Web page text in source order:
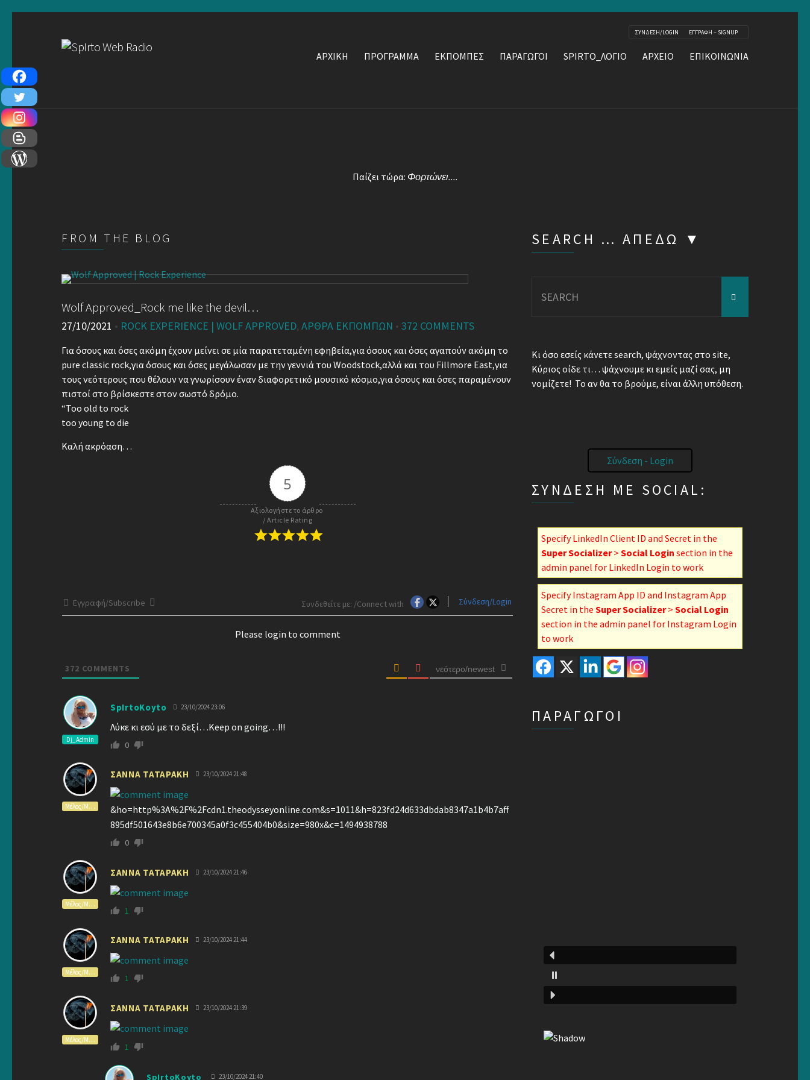
ΣΥΝΔΕΣΗ/LOGIN ΕΓΓΡΑΦΗ – SIGNUP
ΑΡΧΙΚΗ ΠΡΟΓΡΑΜΜΑ ΕΚΠΟΜΠΕΣ ΠΑΡΑΓΩΓΟΙ SPIRTO_ΛΟΓΙΟ ΑΡΧΕΙΟ ΕΠΙΚΟΙΝΩΝΙΑ
Παίζει τώρα: Φορτώνει....
FROM THE BLOG
Wolf Approved_Rock me like the devil…
27/10/2021 • ROCK EXPERIENCE | WOLF APPROVED, ΑΡΘΡΑ ΕΚΠΟΜΠΏΝ • 372 COMMENTS
Για όσους και όσες ακόμη έχουν μείνει σε μία παρατεταμένη εφηβεία,για όσους και όσες αγαπούν ακόμη το
pure classic rock,για όσους και όσες μεγάλωσαν με την γεννιά του Woodstock,αλλά και του Fillmore East,για
τους νεότερους που θέλουν να γνωρίσουν έναν διαφορετικό μουσικό κόσμο,για όσους και όσες παραμένουν
πιστοί στο βρίσκεστε στον σωστό δρόμο.
“Τοο old to rock
too young to die
Kαλή ακρόαση…
5
Αξιολογήστε το άρθρο
/ Article Rating
Εγγραφή/Subscribe Συνδεθείτε με: /Connect with Σύνδεση/Login
Please login to comment
372 COMMENTS νεότερο/newest
Dj_Admin
SpIrtoKoyto 23/10/2024 23:06
Λύκε κι εσύ με το δεξί…Keep on going…!!!
0
Μέλος/Member
ΣΑΝΝΑ ΤΑΤΑΡΑΚΗ 23/10/2024 21:48
&ho=http%3A%2F%2Fcdn1.theodysseyonline.com&s=1011&h=823fd24d633dbdab8347a1b4b7aff
895df501643e8b6e700345a0f3c455404b0&size=980x&c=1494938788
0
Μέλος/Member
ΣΑΝΝΑ ΤΑΤΑΡΑΚΗ 23/10/2024 21:46
1
Μέλος/Member
ΣΑΝΝΑ ΤΑΤΑΡΑΚΗ 23/10/2024 21:44
1
Μέλος/Member
ΣΑΝΝΑ ΤΑΤΑΡΑΚΗ 23/10/2024 21:39
1
SpIrtoKoyto 23/10/2024 21:40
SEARCH … ΑΠΕΔΏ ▼
for:
Κι όσο εσείς κάνετε search, ψάχνοντας στο site,
Κύριος οίδε τι… ψάχνουμε κι εμείς μαζί σας, μη
νομίζετε! Το αν θα το βρούμε, είναι άλλη υπόθεση.
Σύνδεση - Login
ΣΎΝΔΕΣΗ ΜΕ SOCIAL:
Specify LinkedIn Client ID and Secret in the
Super Socializer> Social Login section in the
admin panel for LinkedIn Login to work
Specify Instagram App ID and Instagram App
Secret in the Super Socializer> Social Login
section in the admin panel for Instagram Login
to work
ΠΑΡΑΓΩΓΟΙ